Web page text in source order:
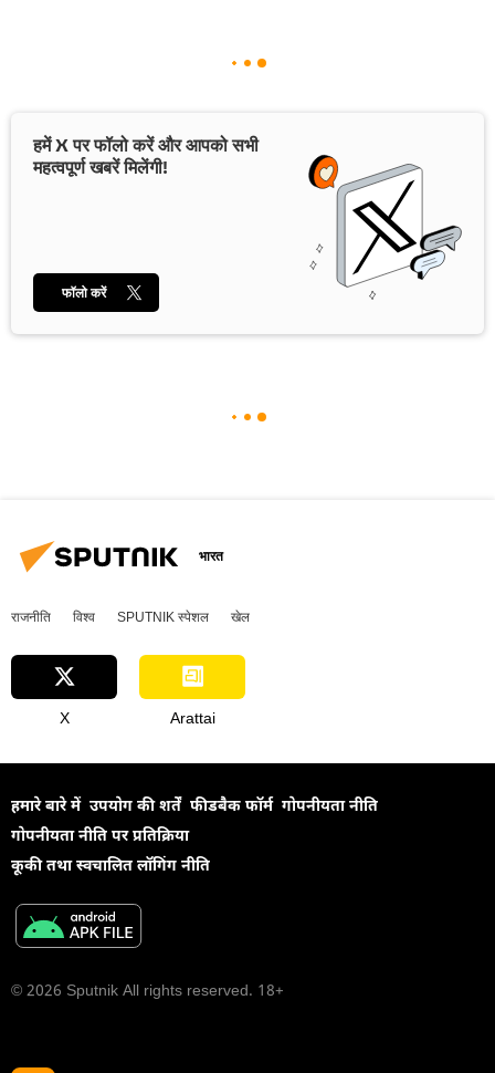
हमें X पर फॉलो करें और आपको सभी
महत्वपूर्ण खबरें मिलेंगी!
फॉलो करें
भारत
राजनीति विश्व SPUTNIK स्पेशल खेल
X Arattai
हमारे बारे में उपयोग की शर्तें फीडबैक फॉर्म गोपनीयता नीति
गोपनीयता नीति पर प्रतिक्रिया
कूकी तथा स्वचालित लॉगिंग नीति
© 2026 Sputnik All rights reserved. 18+